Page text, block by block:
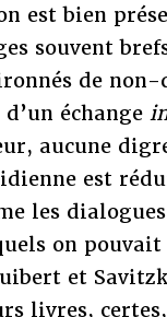
est bien
souvent
de non-
échange
aucune
est
les
on pouvait
et
livres,